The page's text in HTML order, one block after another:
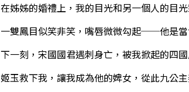
在姊姊的婚禮上，我的目光和另一個人的目光
一雙鳳目似笑非笑，嘴唇微微勾起──他是當
下一刻，宋國國君遇刺身亡，被我掀起的四
姬玉救下我，讓我成為他的婢女，從此九公主